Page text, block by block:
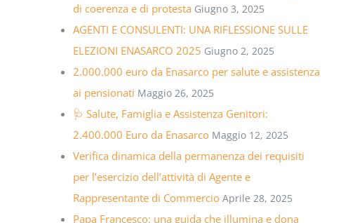
di coerenza e di protesta Giugno 3, 2025
AGENTI E CONSULENTI: UNA RIFLESSIONE SULLE
ELEZIONI ENASARCO 2025 Giugno 2, 2025
2.000.000 euro da Enasarco per salute e assistenza
ai pensionati Maggio 26, 2025
🩺 Salute, Famiglia e Assistenza Genitori:
2.400.000 Euro da Enasarco Maggio 12, 2025
Verifica dinamica della permanenza dei requisiti
per l’esercizio dell’attività di Agente e
Rappresentante di Commercio Aprile 28, 2025
Papa Francesco: una guida che illumina e dona